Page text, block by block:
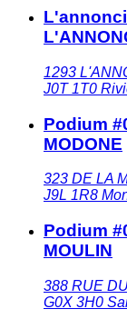
1293
J0T 1T0
Podium
MODONE
323 DE LA
J9L 1R8
Podium
MOULIN
388 RUE
G0X 3H0